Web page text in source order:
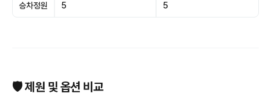
승차정원 5 5
🛡 제원 및 옵션 비교